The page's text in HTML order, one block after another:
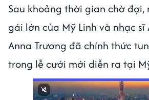
Sau khoảng thời gian chờ đợi,
gái lớn của Mỹ Linh và nhạc sĩ
Anna Trương đã chính thức
trong lễ cưới mới diễn ra tại